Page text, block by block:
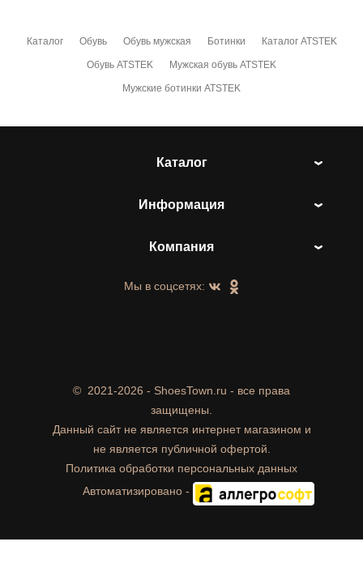
Каталог Обувь Обувь мужская Ботинки Каталог ATSTEK
Обувь ATSTEK Мужская обувь ATSTEK
Мужские ботинки ATSTEK
Каталог
Информация
Компания
Мы в соцсетях:
© 2021-2026 - ShoesTown.ru - все права
защищены.
Данный сайт не является интернет магазином и
не является публичной офертой.
Политика обработки персональных данных
Автоматизировано -